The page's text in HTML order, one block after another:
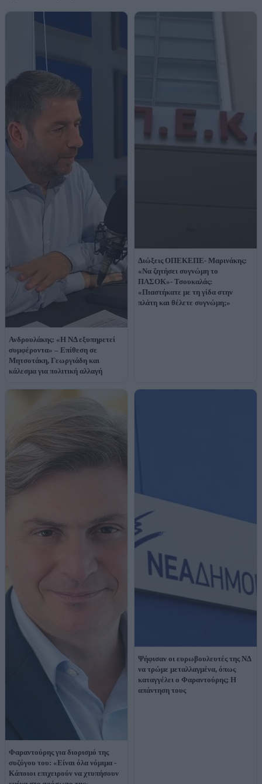
Ανδρουλάκης: «Η ΝΔ εξυπηρετεί
συμφέροντα» – Επίθεση σε
Μητσοτάκη, Γεωργιάδη και
κάλεσμα για πολιτική αλλαγή
Διώξεις ΟΠΕΚΕΠΕ- Μαρινάκης:
«Να ζητήσει συγνώμη το
ΠΑΣΟΚ»- Τσουκαλάς:
«Πιαστήκατε με τη γίδα στην
πλάτη και θέλετε συγνώμη;»
Φαραντούρης για διορισμό της
συζύγου του: «Είναι όλα νόμιμα -
Κάποιοι επιχειρούν να χτυπήσουν
Ψήφισαν οι ευρωβουλευτές της ΝΔ
να τρώμε μεταλλαγμένα, όπως
καταγγέλει ο Φαραντούρης; Η
απάντηση τους